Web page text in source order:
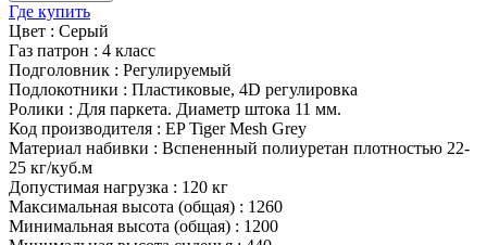
Где купить
Цвет : Серый
Газ патрон : 4 класс
Подголовник : Регулируемый
Подлокотники : Пластиковые, 4D регулировка
Ролики : Для паркета. Диаметр штока 11 мм.
Код производителя : EP Tiger Mesh Grey
Материал набивки : Вспененный полиуретан плотностью 22-
25 кг/куб.м
Допустимая нагрузка : 120 кг
Максимальная высота (общая) : 1260
Минимальная высота (общая) : 1200